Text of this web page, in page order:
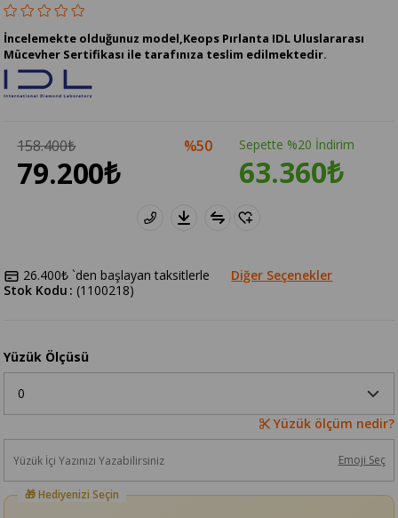
İncelemekte olduğunuz model,Keops Pırlanta IDL Uluslararası
Mücevher Sertifikası ile tarafınıza teslim edilmektedir.
158.400₺
79.200₺
50 Sepette %20 İndirim
63.360₺
26.400₺ `den başlayan taksitlerle
Diğer Seçenekler
(1100218)
Stok Kodu
Yüzük Ölçüsü
Yüzük ölçüm nedir?
Emoji Seç